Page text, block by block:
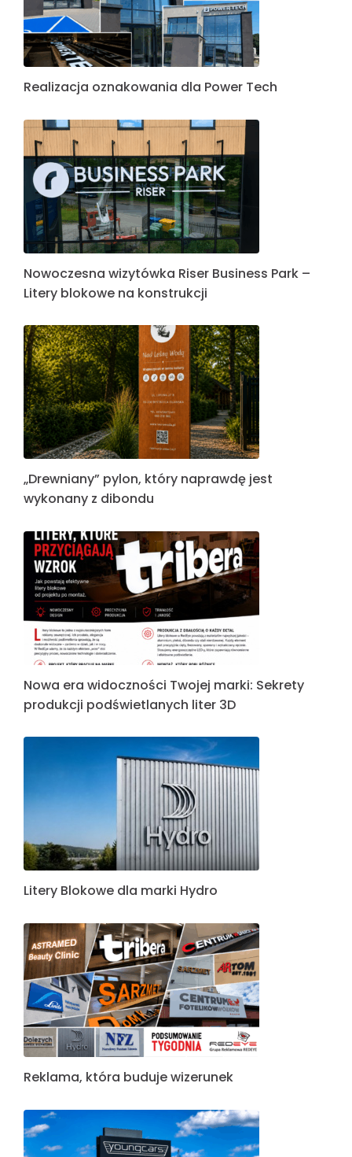
Realizacja oznakowania dla Power Tech
Nowoczesna wizytówka Riser Business Park –
Litery blokowe na konstrukcji
„Drewniany” pylon, który naprawdę jest
wykonany z dibondu
Nowa era widoczności Twojej marki: Sekrety
produkcji podświetlanych liter 3D
Litery Blokowe dla marki Hydro
Reklama, która buduje wizerunek